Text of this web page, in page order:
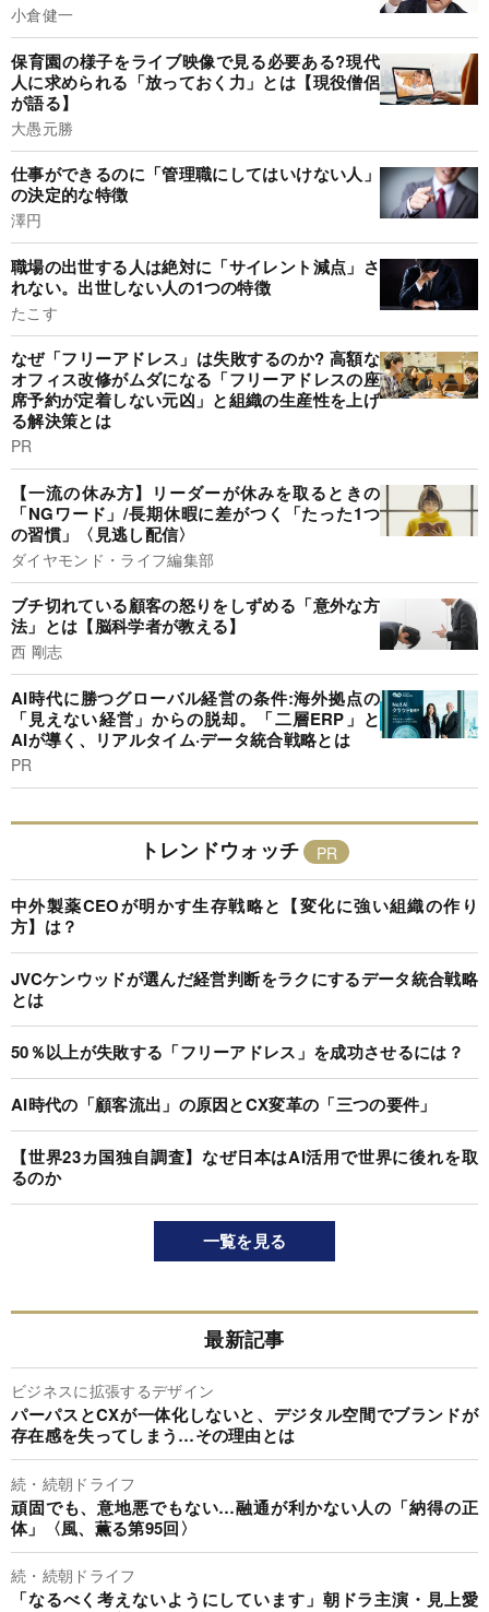
小倉健一
保育園の様子をライブ映像で見る必要ある?現代
人に求められる「放っておく力」とは【現役僧侶
が語る】
大愚元勝
仕事ができるのに「管理職にしてはいけない人」
の決定的な特徴
澤円
職場の出世する人は絶対に「サイレント減点」さ
れない。出世しない人の1つの特徴
たこす
なぜ「フリーアドレス」は失敗するのか? 高額な
オフィス改修がムダになる「フリーアドレスの座
席予約が定着しない元凶」と組織の生産性を上げ
る解決策とは
PR
【一流の休み方】リーダーが休みを取るときの
「NGワード」/長期休暇に差がつく「たった1つ
の習慣」〈見逃し配信〉
ダイヤモンド・ライフ編集部
ブチ切れている顧客の怒りをしずめる「意外な方
法」とは【脳科学者が教える】
西 剛志
AI時代に勝つグローバル経営の条件:海外拠点の
「見えない経営」からの脱却。「二層ERP」と
AIが導く、リアルタイム·データ統合戦略とは
PR
トレンドウォッチ
中外製薬CEOが明かす生存戦略と【変化に強い組織の作り
方】は？
JVCケンウッドが選んだ経営判断をラクにするデータ統合戦略
とは
50％以上が失敗する「フリーアドレス」を成功させるには？
AI時代の「顧客流出」の原因とCX変革の「三つの要件」
【世界23カ国独自調査】なぜ日本はAI活用で世界に後れを取
るのか
一覧を見る
最新記事
ビジネスに拡張するデザイン
パーパスとCXが一体化しないと、デジタル空間でブランドが
存在感を失ってしまう…その理由とは
続・続朝ドライフ
頑固でも、意地悪でもない…融通が利かない人の「納得の正
体」〈風、薫る第95回〉
続・続朝ドライフ
「なるべく考えないようにしています」朝ドラ主演・見上愛